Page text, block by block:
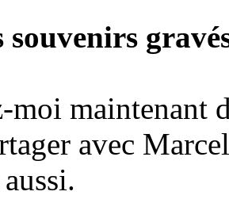
souvenirs
moi maintenant
avec